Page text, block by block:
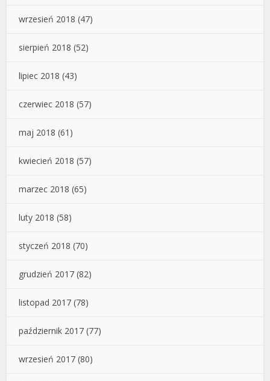
wrzesień 2018 (47)
sierpień 2018 (52)
lipiec 2018 (43)
czerwiec 2018 (57)
maj 2018 (61)
kwiecień 2018 (57)
marzec 2018 (65)
luty 2018 (58)
styczeń 2018 (70)
grudzień 2017 (82)
listopad 2017 (78)
październik 2017 (77)
wrzesień 2017 (80)